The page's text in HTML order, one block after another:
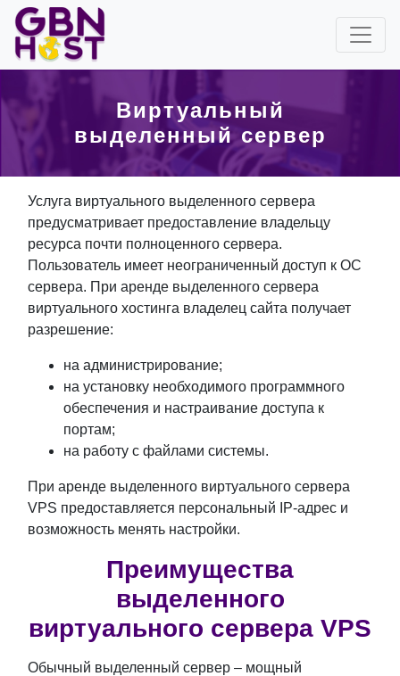
Виртуальный
выделенный сервер
Услуга виртуального выделенного сервера
предусматривает предоставление владельцу
ресурса почти полноценного сервера.
Пользователь имеет неограниченный доступ к ОС
сервера. При аренде выделенного сервера
виртуального хостинга владелец сайта получает
разрешение:
на администрирование;
на установку необходимого программного
обеспечения и настраивание доступа к
портам;
на работу с файлами системы.
При аренде выделенного виртуального сервера
VPS предоставляется персональный IP-адрес и
возможность менять настройки.
Преимущества
выделенного
виртуального сервера VPS
Обычный выделенный сервер – мощный